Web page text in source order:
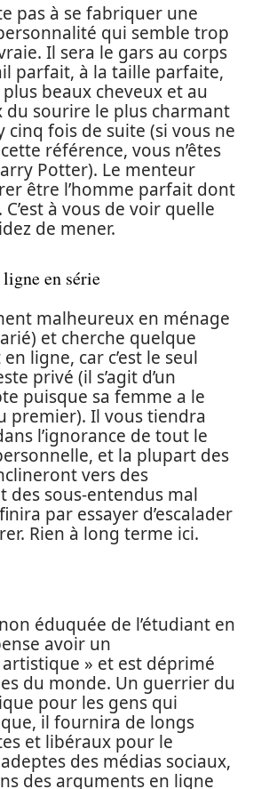
pas à se fabriquer une
qui semble trop
Il sera le gars au corps
parfait, à la taille parfaite,
beaux cheveux et au
sourire le plus charmant
cinq fois de suite (si vous ne
référence, vous n’êtes
Potter). Le menteur
être l’homme parfait dont
à vous de voir quelle
de mener.
en série
malheureux en ménage
et cherche quelque
ligne, car c’est le seul
privé (il s’agit d’un
puisque sa femme a le
premier). Il vous tiendra
l’ignorance de tout le
et la plupart des
vers des
des sous-entendus mal
par essayer d’escalader
Rien à long terme ici.
éduquée de l’étudiant en
avoir un
» et est déprimé
du monde. Un guerrier du
pour les gens qui
il fournira de longs
et libéraux pour le
des médias sociaux,
des arguments en ligne